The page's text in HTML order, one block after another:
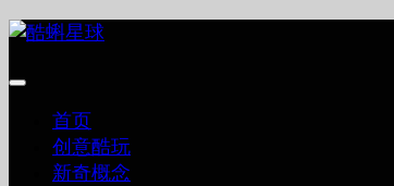
跳
内
首页
创意酷玩
新奇概念